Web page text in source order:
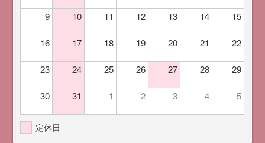
9 10 11 12 13 14 15
16 17 18 19 20 21 22
23 24 25 26 27 28 29
30 31 1 2 3 4 5
定休日